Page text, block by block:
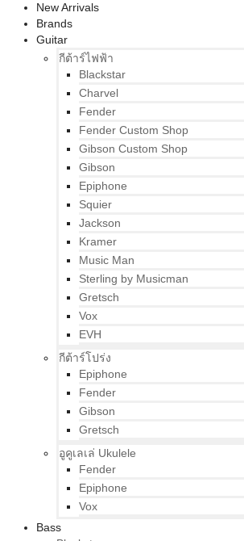
New Arrivals
Brands
Guitar
กีต้าร์ไฟฟ้า
Blackstar
Charvel
Fender
Fender Custom Shop
Gibson Custom Shop
Gibson
Epiphone
Squier
Jackson
Kramer
Music Man
Sterling by Musicman
Gretsch
Vox
EVH
กีต้าร์โปร่ง
Epiphone
Fender
Gibson
Gretsch
อูคูเลเล่ Ukulele
Fender
Epiphone
Vox
Bass